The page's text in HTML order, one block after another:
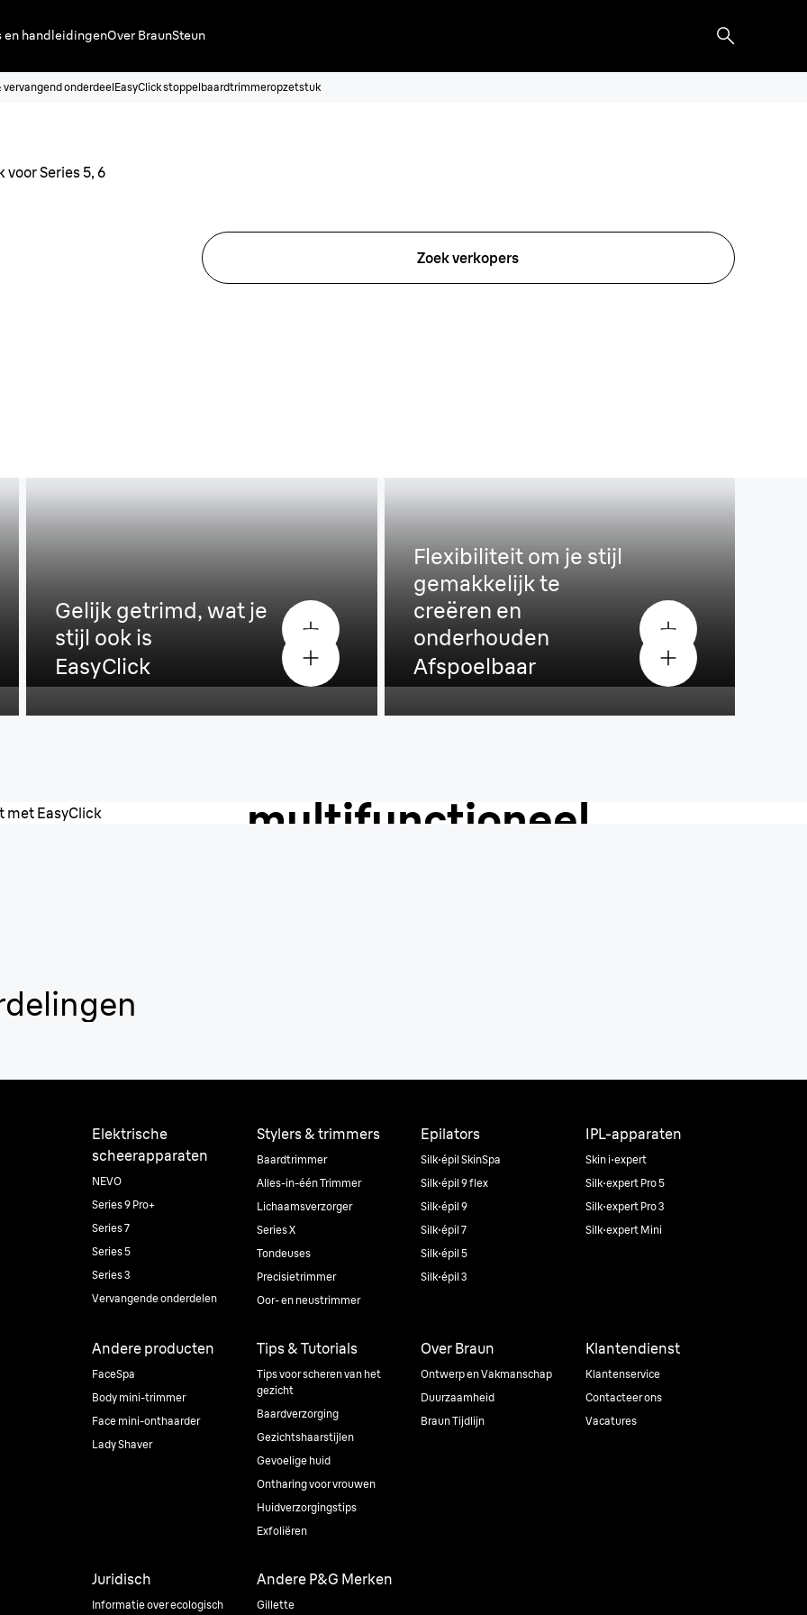
en handleidingenOver BraunSteun
onderdeelEasyClick stoppelbaardtrimmeropzetstuk
Zoek verkopers
Gelijk getrimd, wat je
stijl ook is
Flexibiliteit om je stijl
gemakkelijk te
creëren en
onderhouden
EasyClick Afspoelbaar
Maak van je
multifunctioneel
Elektrische
scheerapparaten
NEVO
Series 9 Pro+
Series 7
Series 5
Series 3
Vervangende onderdelen
Stylers & trimmers
Baardtrimmer
Alles-in-één Trimmer
Lichaamsverzorger
Series X
Tondeuses
Precisietrimmer
Oor- en neustrimmer
Epilators
Silk·épil SkinSpa
Silk·épil 9 flex
Silk·épil 9
Silk·épil 7
Silk·épil 5
Silk·épil 3
IPL-apparaten
Skin i·expert
Silk·expert Pro 5
Silk·expert Pro 3
Silk·expert Mini
Andere producten
FaceSpa
Body mini-trimmer
Face mini-onthaarder
Lady Shaver
Tips & Tutorials
Tips voor scheren van het
gezicht
Baardverzorging
Gezichtshaarstijlen
Gevoelige huid
Ontharing voor vrouwen
Huidverzorgingstips
Exfoliëren
Over Braun
Ontwerp en Vakmanschap
Duurzaamheid
Braun Tijdlijn
Klantendienst
Klantenservice
Contacteer ons
Vacatures
Juridisch
Informatie over ecologisch
Andere P&G Merken
Gillette